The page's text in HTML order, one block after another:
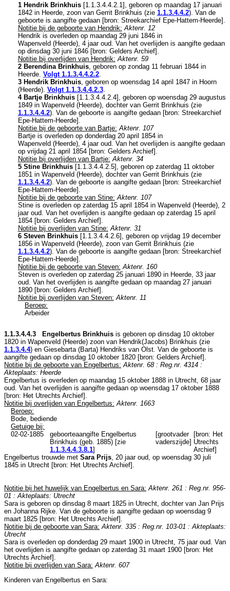
1 Hendrik Brinkhuis[1.1.3.4.4.2.1], geboren op maandag 17 januari
1842 in Heerde, zoon van Gerrit Brinkhuis (zie 1.1.3.4.4.2). Van de
geboorte is aangifte gedaan [bron: Streekarchief Epe-Hattem-Heerde].
Notitie bij de geboorte van Hendrik: Aktenr. 12
Hendrik is overleden op maandag 29 juni 1846 in
Wapenveld (Heerde), 4 jaar oud. Van het overlijden is aangifte gedaan
op dinsdag 30 juni 1846 [bron: Gelders Archief].
Notitie bij overlijden van Hendrik: Aktenr. 59
2 Berendina Brinkhuis, geboren op zondag 11 februari 1844 in
Heerde. Volgt 1.1.3.4.4.2.2.
3 Hendrik Brinkhuis, geboren op woensdag 14 april 1847 in Hoorn
(Heerde). Volgt 1.1.3.4.4.2.3.
4 Bartje Brinkhuis[1.1.3.4.4.2.4], geboren op woensdag 29 augustus
1849 in Wapenveld (Heerde), dochter van Gerrit Brinkhuis (zie
1.1.3.4.4.2). Van de geboorte is aangifte gedaan [bron: Streekarchief
Epe-Hattem-Heerde].
Notitie bij de geboorte van Bartje: Aktenr. 107
Bartje is overleden op donderdag 20 april 1854 in
Wapenveld (Heerde), 4 jaar oud. Van het overlijden is aangifte gedaan
op vrijdag 21 april 1854 [bron: Gelders Archief].
Notitie bij overlijden van Bartje: Aktenr. 34
5 Stine Brinkhuis[1.1.3.4.4.2.5], geboren op zaterdag 11 oktober
1851 in Wapenveld (Heerde), dochter van Gerrit Brinkhuis (zie
1.1.3.4.4.2). Van de geboorte is aangifte gedaan [bron: Streekarchief
Epe-Hattem-Heerde].
Notitie bij de geboorte van Stine: Aktenr. 107
Stine is overleden op zaterdag 15 april 1854 in Wapenveld (Heerde), 2
jaar oud. Van het overlijden is aangifte gedaan op zaterdag 15 april
1854 [bron: Gelders Archief].
Notitie bij overlijden van Stine: Aktenr. 31
6 Steven Brinkhuis[1.1.3.4.4.2.6], geboren op vrijdag 19 december
1856 in Wapenveld (Heerde), zoon van Gerrit Brinkhuis (zie
1.1.3.4.4.2). Van de geboorte is aangifte gedaan [bron: Streekarchief
Epe-Hattem-Heerde].
Notitie bij de geboorte van Steven: Aktenr. 160
Steven is overleden op zaterdag 25 januari 1890 in Heerde, 33 jaar
oud. Van het overlijden is aangifte gedaan op maandag 27 januari
1890 [bron: Gelders Archief].
Notitie bij overlijden van Steven: Aktenr. 11
Beroep:
Arbeider
1.1.3.4.4.3 Engelbertus Brinkhuis is geboren op dinsdag 10 oktober
1820 in Wapenveld (Heerde) zoon van Hendrik(Jacobs) Brinkhuis (zie
1.1.3.4.4) en Giesebarta (Barta) Hendriks van Olst. Van de geboorte is
aangifte gedaan op dinsdag 10 oktober 1820 [bron: Gelders Archief].
Notitie bij de geboorte van Engelbertus: Aktenr. 68 : Reg.nr. 4314 :
Akteplaats: Heerde
Engelbertus is overleden op maandag 15 oktober 1888 in Utrecht, 68 jaar
oud. Van het overlijden is aangifte gedaan op woensdag 17 oktober 1888
[bron: Het Utrechts Archief].
Notitie bij overlijden van Engelbertus: Aktenr. 1663
Beroep:
Bode, bediende
Getuige bij:
02-02-1885
geboorteaangifte Engelbertus
Brinkhuis (geb. 1885) [zie
1.1.3.4.4.3.8.1]
[grootvader
vaderszijde]
[bron: Het
Utrechts
Archief]
Engelbertus trouwde met Sara Prijs, 20 jaar oud, op woensdag 30 juli
1845 in Utrecht [bron: Het Utrechts Archief].
Notitie bij het huwelijk van Engelbertus en Sara: Aktenr. 261 : Reg.nr. 956-
01 : Akteplaats: Utrecht
Sara is geboren op dinsdag 8 maart 1825 in Utrecht, dochter van Jan Prijs
en Johanna Rijke. Van de geboorte is aangifte gedaan op woensdag 9
maart 1825 [bron: Het Utrechts Archief].
Notitie bij de geboorte van Sara: Aktenr. 335 : Reg.nr. 103-01 : Akteplaats:
Utrecht
Sara is overleden op donderdag 29 maart 1900 in Utrecht, 75 jaar oud. Van
het overlijden is aangifte gedaan op zaterdag 31 maart 1900 [bron: Het
Utrechts Archief].
Notitie bij overlijden van Sara: Aktenr. 607
Kinderen van Engelbertus en Sara: